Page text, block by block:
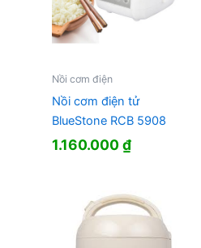
Nồi cơm điện
Nồi cơm điện tử
BlueStone RCB 5908
1.160.000₫